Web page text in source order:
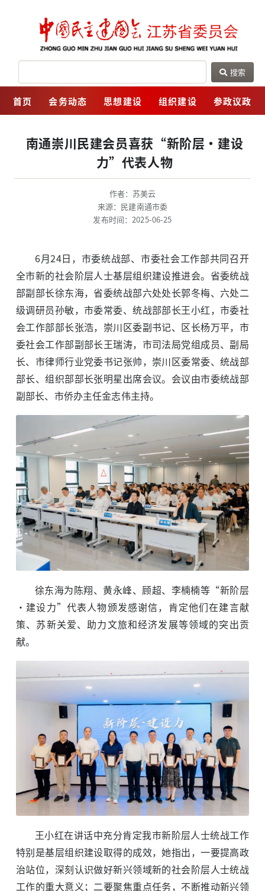
网
搜索
首页 会务动态 思想建设 组织建设 参政议政
南通崇川民建会员喜获“新阶层·建设
力”代表人物
作者：苏美云
来源：民建南通市委
发布时间：2025-06-25
6月24日，市委统战部、市委社会工作部共同召开
全市新的社会阶层人士基层组织建设推进会。省委统战
部副部长徐东海，省委统战部六处处长郭冬梅、六处二
级调研员孙敏，市委常委、统战部部长王小红，市委社
会工作部部长张浩，崇川区委副书记、区长杨万平，市
委社会工作部副部长王瑞涛，市司法局党组成员、副局
长、市律师行业党委书记张帅，崇川区委常委、统战部
部长、组织部部长张明星出席会议。会议由市委统战部
副部长、市侨办主任金志伟主持。
徐东海为陈翔、黄永峰、顾超、李楠楠等“新阶层
·建设力”代表人物颁发感谢信，肯定他们在建言献
策、苏新关爱、助力文旅和经济发展等领域的突出贡
献。
王小红在讲话中充分肯定我市新阶层人士统战工作
特别是基层组织建设取得的成效，她指出，一要提高政
治站位，深刻认识做好新兴领域新的社会阶层人士统战
工作的重大意义；二要聚焦重点任务，不断推动新兴领